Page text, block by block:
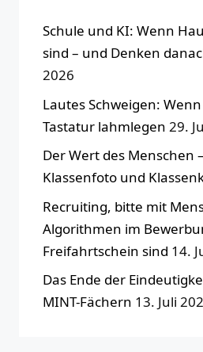
Schule und KI: Wenn
sind – und Denken
2026
Lautes Schweigen:
Tastatur lahmlegen 29.
Der Wert des Menschen
Klassenfoto und
Recruiting, bitte mit
Algorithmen im
Freifahrtschein sind 14.
Das Ende der
MINT-Fächern 13. Juli